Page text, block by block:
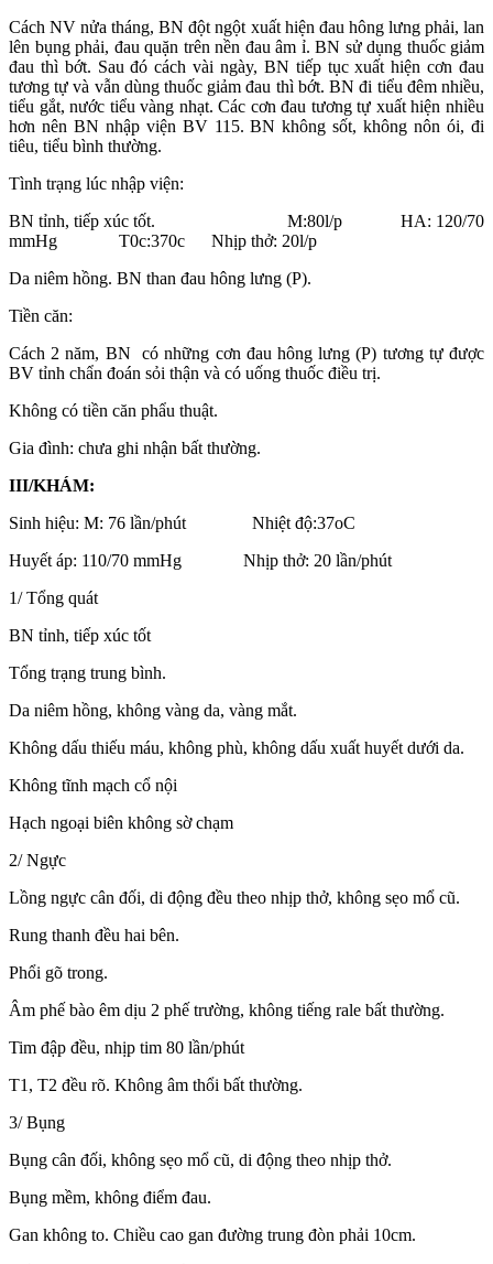
Cách NV nửa tháng, BN đột ngột xuất hiện đau hông lưng phải, lan
lên bụng phải, đau quặn trên nền đau âm ỉ. BN sử dụng thuốc giảm
đau thì bớt. Sau đó cách vài ngày, BN tiếp tục xuất hiện cơn đau
tương tự và vẫn dùng thuốc giảm đau thì bớt. BN đi tiểu đêm nhiều,
tiểu gắt, nước tiểu vàng nhạt. Các cơn đau tương tự xuất hiện nhiều
hơn nên BN nhập viện BV 115. BN không sốt, không nôn ói, đi
tiêu, tiểu bình thường.
Tình trạng lúc nhập viện:
BN tỉnh, tiếp xúc tốt. M:80l/p HA: 120/70
mmHg T0c:370c Nhịp thở: 20l/p
Da niêm hồng. BN than đau hông lưng (P).
Tiền căn:
Cách 2 năm, BN có những cơn đau hông lưng (P) tương tự được
BV tỉnh chẩn đoán sỏi thận và có uống thuốc điều trị.
Không có tiền căn phẩu thuật.
Gia đình: chưa ghi nhận bất thường.
III/KHÁM:
Sinh hiệu: M: 76 lần/phút Nhiệt độ:37oC
Huyết áp: 110/70 mmHg Nhịp thở: 20 lần/phút
1/ Tổng quát
BN tỉnh, tiếp xúc tốt
Tổng trạng trung bình.
Da niêm hồng, không vàng da, vàng mắt.
Không dấu thiếu máu, không phù, không dấu xuất huyết dưới da.
Không tĩnh mạch cổ nội
Hạch ngoại biên không sờ chạm
2/ Ngực
Lồng ngực cân đối, di động đều theo nhịp thở, không sẹo mổ cũ.
Rung thanh đều hai bên.
Phổi gõ trong.
Âm phế bào êm dịu 2 phế trường, không tiếng rale bất thường.
Tim đập đều, nhịp tim 80 lần/phút
T1, T2 đều rõ. Không âm thổi bất thường.
3/ Bụng
Bụng cân đối, không sẹo mổ cũ, di động theo nhịp thở.
Bụng mềm, không điểm đau.
Gan không to. Chiều cao gan đường trung đòn phải 10cm.